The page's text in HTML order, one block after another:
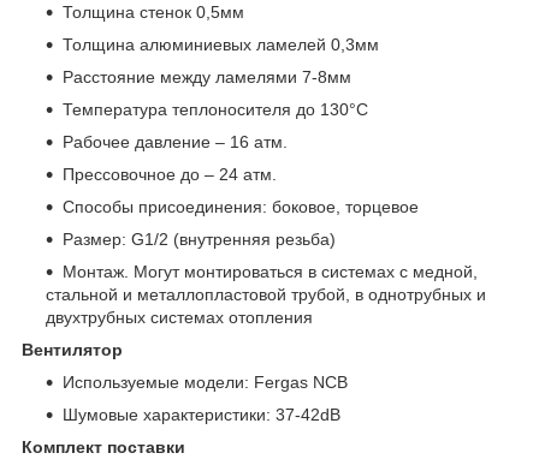
Толщина стенок 0,5мм
Толщина алюминиевых ламелей 0,3мм
Расстояние между ламелями 7-8мм
Температура теплоносителя до 130°C
Рабочее давление – 16 атм.
Прессовочное до – 24 атм.
Способы присоединения: боковое, торцевое
Размер: G1/2 (внутренняя резьба)
Монтаж. Могут монтироваться в системах с медной,
стальной и металлопластовой трубой, в однотрубных и
двухтрубных системах отопления
Вентилятор
Используемые модели: Fergas NCB
Шумовые характеристики: 37-42dB
Комплект поставки